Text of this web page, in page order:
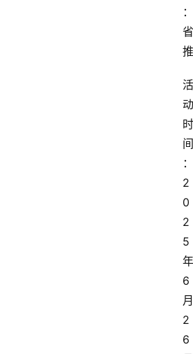
：
省
推
活
动
时
间
：
2
0
2
5
年
6
月
2
6